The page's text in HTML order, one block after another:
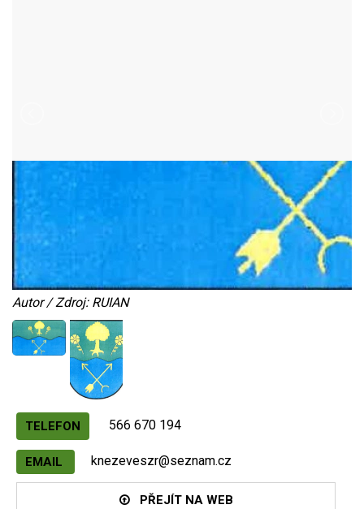
Autor / Zdroj: RUIAN
TELEFON 566 670 194
EMAIL knezeveszr@seznam.cz
PŘEJÍT NA WEB